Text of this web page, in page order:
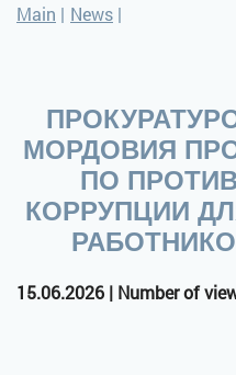
Main | News |
МОРДОВИЯ
ПО
КОРРУПЦИИ
15.06.2026 | Number of